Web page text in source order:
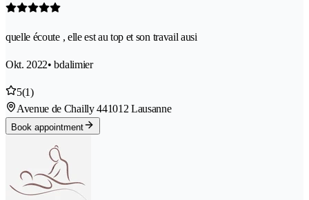
quelle écoute , elle est au top et son travail ausi
Okt. 2022• bdalimier
5(1)
Avenue de Chailly 441012 Lausanne
Book appointment